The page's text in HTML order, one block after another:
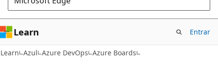
Learn Entrar
Learn Azul Azure DevOps Azure Boards